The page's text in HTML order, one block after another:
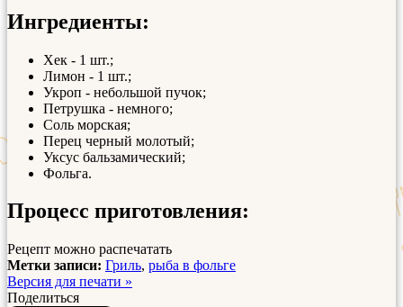
Ингредиенты:
Хек - 1 шт.;
Лимон - 1 шт.;
Укроп - небольшой пучок;
Петрушка - немного;
Соль морская;
Перец черный молотый;
Уксус бальзамический;
Фольга.
Процесс приготовления:
Рецепт можно распечатать
Метки записи: Гриль, рыба в фольге
Версия для печати »
Поделиться